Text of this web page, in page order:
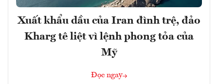
Xuất khẩu dầu của Iran đình trệ, đảo
Kharg tê liệt vì lệnh phong tỏa của
Mỹ
Đọc ngay